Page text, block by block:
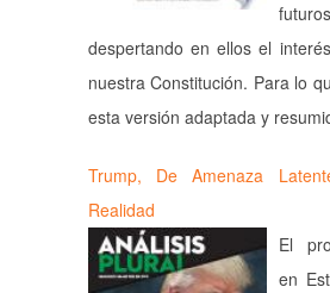
despertando en ellos el
nuestra Constitución. Para lo
esta versión adaptada y
Trump, De Amenaza
Realidad
El
en